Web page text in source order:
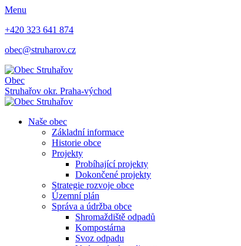
Menu
+420 323 641 874
obec@struharov.cz
Obec
Struhařov okr. Praha-východ
Naše obec
Základní informace
Historie obce
Projekty
Probíhající projekty
Dokončené projekty
Strategie rozvoje obce
Územní plán
Správa a údržba obce
Shromaždiště odpadů
Kompostárna
Svoz odpadu